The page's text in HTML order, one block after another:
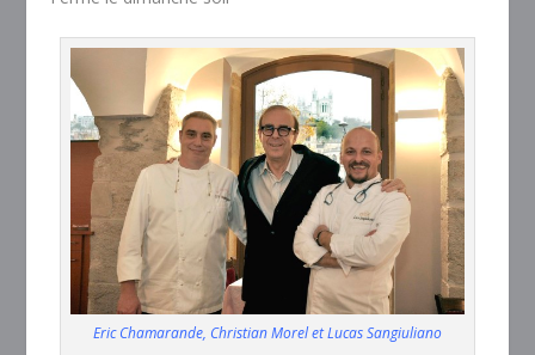
Eric Chamarande, Christian Morel et Lucas Sangiuliano